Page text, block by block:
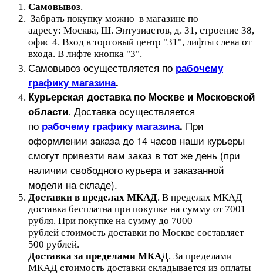
Самовывоз.
Забрать покупку можно в магазине по
адресу: Москва, Ш. Энтузиастов, д. 31, строение 38,
офис 4. Вход в торговый центр "31", лифты слева от
входа. В лифте кнопка "3".
Самовывоз осуществляется по рабочему
графику магазина.
Курьерская доставка по Москве и Московской
области. Доставка осуществляется
по рабочему графику магазина. При
оформлении заказа до 14 часов наши курьеры
смогут привезти вам заказ в тот же день (при
наличии свободного курьера и заказанной
модели на складе).
Доставки в пределах МКАД. В пределах МКАД
доставка бесплатна при покупке на сумму от 7001
рубля. При покупке на сумму до 7000
рублей стоимость доставки по Москве составляет
500 рублей.
Доставка за пределами МКАД. За пределами
МКАД стоимость доставки складывается из оплаты